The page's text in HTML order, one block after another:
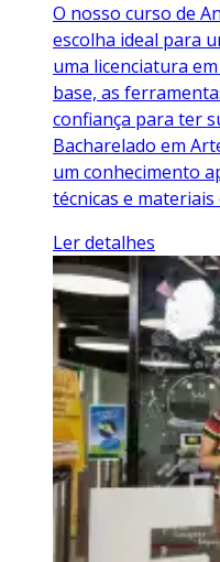
O nosso curso de
escolha ideal para
uma licenciatura
base, as
confiança para ter
Bacharelado em
um conhecimento
técnicas e materiais
Ler detalhes